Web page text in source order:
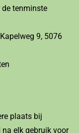
tenminste
9, 5076
plaats bij
elk gebruik voor